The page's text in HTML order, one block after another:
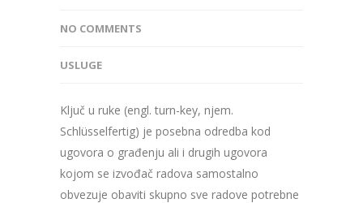
NO COMMENTS
USLUGE
Ključ u ruke (engl. turn-key, njem.
Schlüsselfertig) je posebna odredba kod
ugovora o građenju ali i drugih ugovora
kojom se izvođač radova samostalno
obvezuje obaviti skupno sve radove potrebne